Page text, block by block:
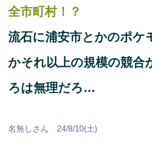
全市町村！？
流石に浦安市とかのポケ
かそれ以上の規模の競合
ろは無理だろ…
名無しさん 24/8/10(土)